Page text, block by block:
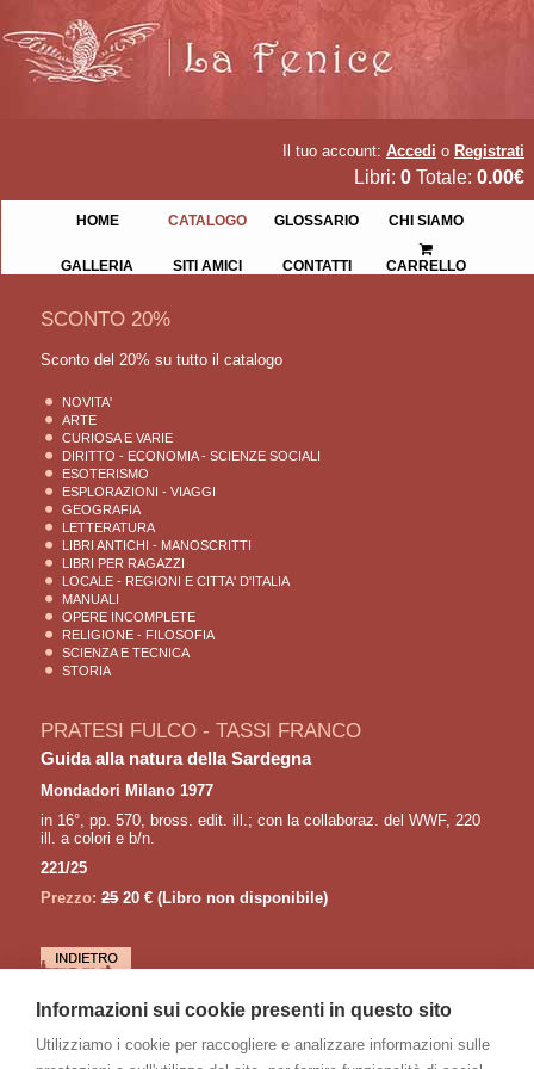
Il tuo account: Accedi o Registrati
Libri: 0 Totale: 0.00€
HOME CATALOGO GLOSSARIO CHI SIAMO
GALLERIA SITI AMICI CONTATTI CARRELLO
SCONTO 20%
Sconto del 20% su tutto il catalogo
NOVITA'
ARTE
CURIOSA E VARIE
DIRITTO - ECONOMIA - SCIENZE SOCIALI
ESOTERISMO
ESPLORAZIONI - VIAGGI
GEOGRAFIA
LETTERATURA
LIBRI ANTICHI - MANOSCRITTI
LIBRI PER RAGAZZI
LOCALE - REGIONI E CITTA' D'ITALIA
MANUALI
OPERE INCOMPLETE
RELIGIONE - FILOSOFIA
SCIENZA E TECNICA
STORIA
PRATESI FULCO - TASSI FRANCO
Guida alla natura della Sardegna
Mondadori Milano 1977
in 16°, pp. 570, bross. edit. ill.; con la collaboraz. del WWF, 220
ill. a colori e b/n.
221/25
Prezzo: 2520 € (Libro non disponibile)
LETTURE CONSIGLIATE
Guida alla natura della Sicilia
Informazioni sui cookie presenti in questo sito
Utilizziamo i cookie per raccogliere e analizzare informazioni sulle